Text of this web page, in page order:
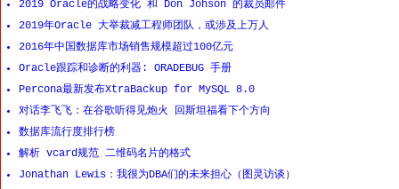
2019 Oracle的战略变化 和 Don Johson 的裁员邮件
2019年Oracle 大举裁减工程师团队，或涉及上万人
2016年中国数据库市场销售规模超过100亿元
Oracle跟踪和诊断的利器: ORADEBUG 手册
Percona最新发布XtraBackup for MySQL 8.0
对话李飞飞：在谷歌听得见炮火 回斯坦福看下个方向
数据库流行度排行榜
解析 vcard规范 二维码名片的格式
Jonathan Lewis：我很为DBA们的未来担心（图灵访谈）